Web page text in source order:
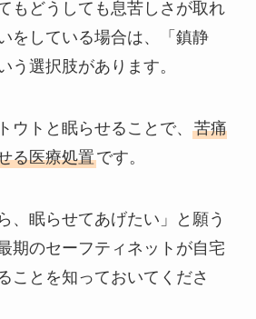
もどうしても息苦しさが取れ
をしている場合は、「鎮静
う選択肢があります。
ウトと眠らせることで、 苦痛
る医療処置です。
、眠らせてあげたい」と願う
期のセーフティネットが自宅
ことを知っておいてくださ